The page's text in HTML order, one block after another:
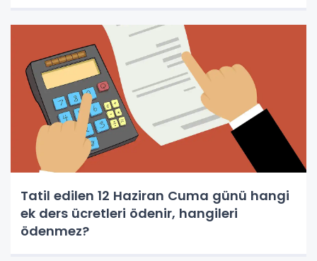
Tatil edilen 12 Haziran Cuma günü hangi
ek ders ücretleri ödenir, hangileri
ödenmez?